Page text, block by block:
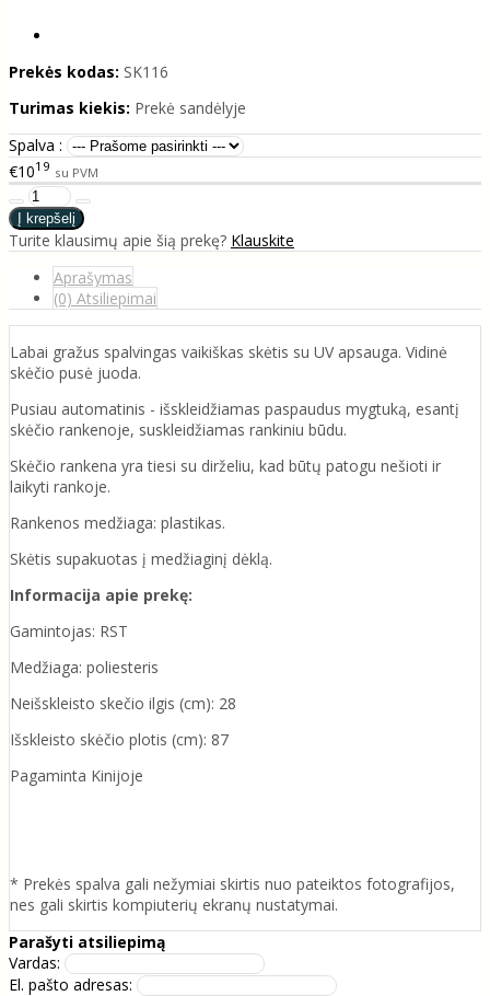
Prekės kodas: SK116
Turimas kiekis: Prekė sandėlyje
Spalva :
€1019 su PVM
Turite klausimų apie šią prekę? Klauskite
Aprašymas
(0) Atsiliepimai
Labai gražus spalvingas vaikiškas skėtis su UV apsauga. Vidinė
skėčio pusė juoda.
Pusiau automatinis - išskleidžiamas paspaudus mygtuką, esantį
skėčio rankenoje, suskleidžiamas rankiniu būdu.
Skėčio rankena yra tiesi su dirželiu, kad būtų patogu nešioti ir
laikyti rankoje.
Rankenos medžiaga: plastikas.
Skėtis supakuotas į medžiaginį dėklą.
Informacija apie prekę:
Gamintojas: RST
Medžiaga: poliesteris
Neišskleisto skečio ilgis (cm): 28
Išskleisto skėčio plotis (cm): 87
Pagaminta Kinijoje
* Prekės spalva gali nežymiai skirtis nuo pateiktos fotografijos,
nes gali skirtis kompiuterių ekranų nustatymai.
Parašyti atsiliepimą
Vardas:
El. pašto adresas: